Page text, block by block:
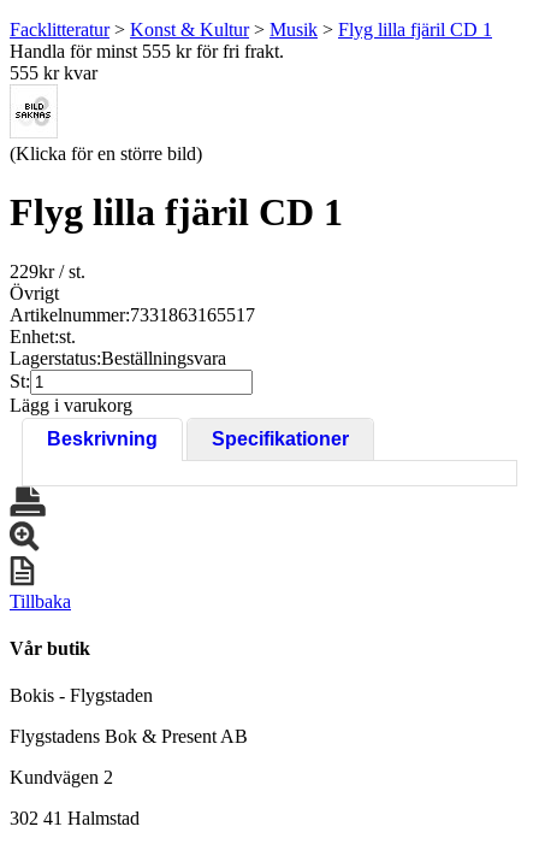
Facklitteratur> Konst & Kultur> Musik > Flyg lilla fjäril CD 1
Handla för minst 555 kr för fri frakt.
555 kr kvar
(Klicka för en större bild)
Flyg lilla fjäril CD 1
229kr/ st.
Övrigt
Artikelnummer:7331863165517
Enhet:st.
Lagerstatus:Beställningsvara
St:
Lägg i varukorg
Beskrivning
Specifikationer
Tillbaka
Vår butik
Bokis - Flygstaden
Flygstadens Bok & Present AB
Kundvägen 2
302 41 Halmstad